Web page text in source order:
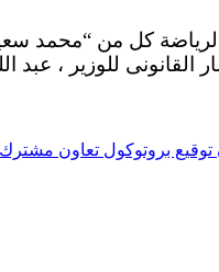
كل من “محمد
القانونى للوزير ،
بروتوكول تعاون